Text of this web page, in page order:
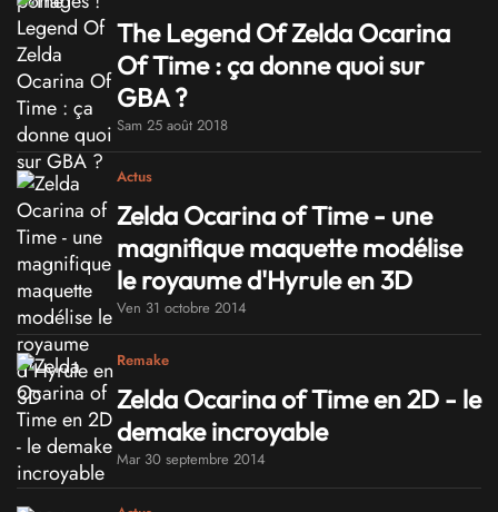
The Legend Of Zelda Ocarina
Of Time : ça donne quoi sur
GBA ?
Sam 25 août 2018
Actus
Zelda Ocarina of Time - une
magnifique maquette modélise
le royaume d'Hyrule en 3D
Ven 31 octobre 2014
Remake
Zelda Ocarina of Time en 2D - le
demake incroyable
Mar 30 septembre 2014